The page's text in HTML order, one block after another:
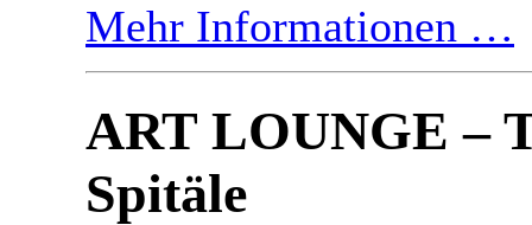
Mehr Informationen …
ART LOUNGE –
Spitäle